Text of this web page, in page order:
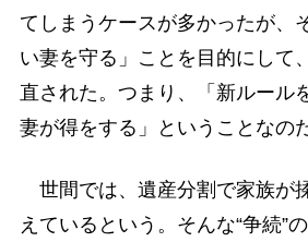
てしまうケースが多かったが、
い妻を守る」ことを目的にして
直された。つまり、「新ルール
妻が得をする」ということなのだ
世間では、遺産分割で家族が
えているという。そんな“争続”